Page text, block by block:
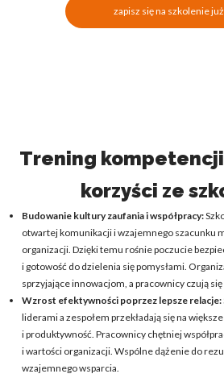
zapisz się na szkolenie
Trening
korzyści ze
Budowanie kultury zaufania i współpracy:
otwartej komunikacji i wzajemnego szacunku
organizacji. Dzięki temu rośnie poczucie
i gotowość do dzielenia się pomysłami.
sprzyjające innowacjom, a pracownicy czują
Wzrost efektywności poprzez lepsze relacje:
liderami a zespołem przekładają się na
i produktywność. Pracownicy chętniej
i wartości organizacji. Wspólne dążenie do
wzajemnego wsparcia.